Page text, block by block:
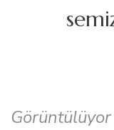
Görüntülüyor